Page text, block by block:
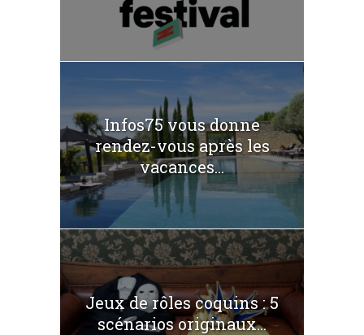
Infos75 vous donne
rendez-vous après les
vacances...
Jeux de rôles coquins : 5
scénarios originaux...